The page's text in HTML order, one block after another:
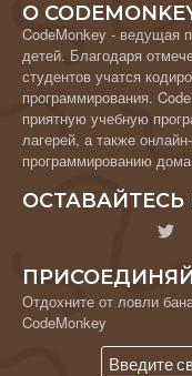
О
CodeMonkey - ведущая
детей. Благодаря
студентов учатся
программирования.
приятную учебную
лагерей, а также
программированию
ОСТАВАЙТЕСЬ
Отдохните от ловли
CodeMonkey